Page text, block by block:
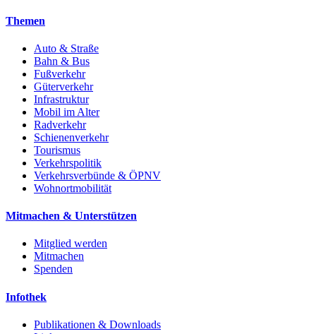
Themen
Auto & Straße
Bahn & Bus
Fußverkehr
Güterverkehr
Infrastruktur
Mobil im Alter
Radverkehr
Schienenverkehr
Tourismus
Verkehrspolitik
Verkehrsverbünde & ÖPNV
Wohnortmobilität
Mitmachen & Unterstützen
Mitglied werden
Mitmachen
Spenden
Infothek
Publikationen & Downloads